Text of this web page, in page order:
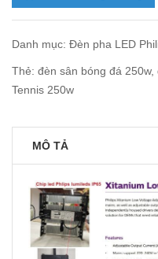
Danh mục: Đèn pha LED
Thẻ: đèn sân bóng đá 250w,
Tennis 250w
MÔ TẢ